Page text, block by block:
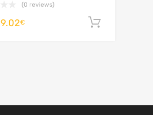
(0 reviews)
9.02€